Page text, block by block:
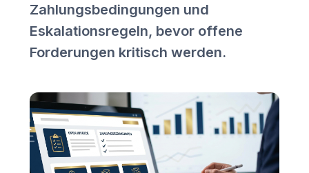
Zahlungsbedingungen und
Eskalationsregeln, bevor offene
Forderungen kritisch werden.